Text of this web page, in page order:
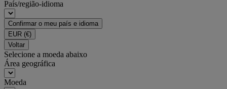
País/região-idioma
Confirmar o meu país e idioma
EUR (€)
Voltar
Selecione a moeda abaixo
Área geográfica
Moeda